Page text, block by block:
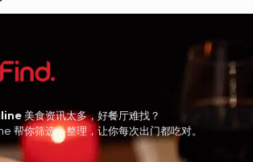
美食资讯太多，好餐厅难找？
你筛选、整理，让你每次出门都吃对。